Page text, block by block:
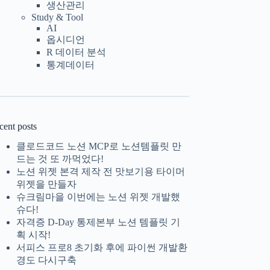
생산관리
Study & Tool
AI
옵시디언
R 데이터 분석
통계데이터
posts
클로드코드 노션 MCP로 노션템플릿 만
드는 것 또 까먹었다!
노션 위젯 본격 제작 전 맛보기용 타이머
위젯을 만들자
슈크림마을 이번에는 노션 위젯 개발했
슈다!
자격증 D-Day 통제본부 노션 템플릿 기
획 시작!
서피스 프로8 초기화 후에 파이썬 개발환
경도 다시구축